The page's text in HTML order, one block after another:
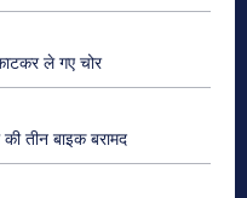
ले गए चोर
तीन बाइक बरामद